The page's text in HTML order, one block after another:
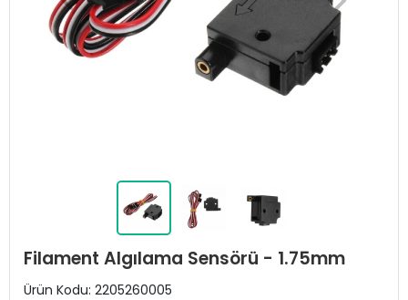
Filament Algılama Sensörü - 1.75mm
Ürün Kodu: 2205260005